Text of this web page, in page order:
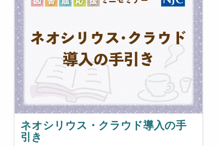
ネオシリウス・クラウド導入の手
引き